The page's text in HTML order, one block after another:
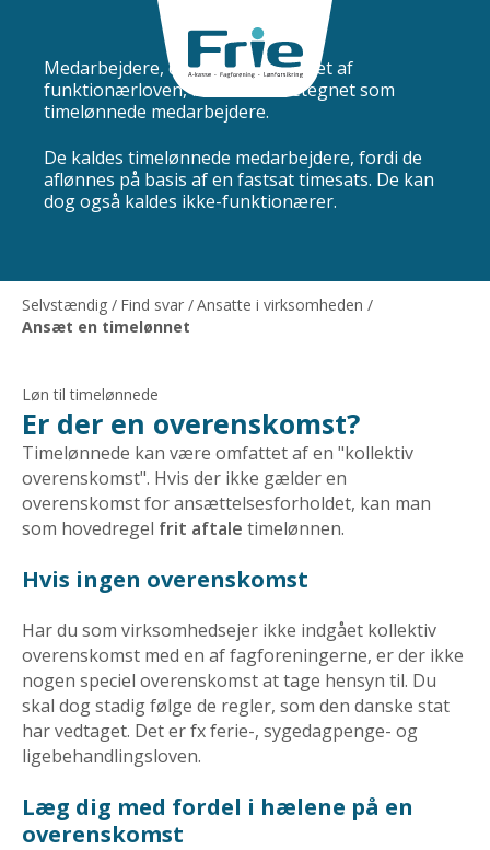
Medarbejdere, der ikke er omfattet af
funktionærloven, bliver ofte betegnet som
timelønnede medarbejdere.
De kaldes timelønnede medarbejdere, fordi de
aflønnes på basis af en fastsat timesats. De kan
dog også kaldes ikke-funktionærer.
Selvstændig / Find svar /Ansatte i virksomheden /
Ansæt en timelønnet
Løn til timelønnede
Er der en overenskomst?
Timelønnede kan være omfattet af en "kollektiv
overenskomst". Hvis der ikke gælder en
overenskomst for ansættelsesforholdet, kan man
som hovedregel frit aftale timelønnen.
Hvis ingen overenskomst
Har du som virksomhedsejer ikke indgået kollektiv
overenskomst med en af fagforeningerne, er der ikke
nogen speciel overenskomst at tage hensyn til. Du
skal dog stadig følge de regler, som den danske stat
har vedtaget. Det er fx ferie-, sygedagpenge- og
ligebehandlingsloven.
Læg dig med fordel i hælene på en
overenskomst